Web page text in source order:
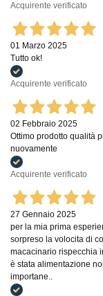
Acquirente verificato
01 Marzo 2025
Tutto ok!
Acquirente verificato
02 Febbraio 2025
Ottimo prodotto qualità
nuovamente
Acquirente verificato
27 Gennaio 2025
per la mia prima
sorpreso la volocita di
macacinario rispecchia
è stata alimentazione
importane..